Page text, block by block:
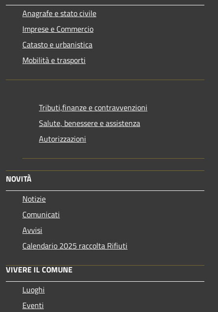
Anagrafe e stato civile
Imprese e Commercio
Catasto e urbanistica
Mobilità e trasporti
Tributi,finanze e contravvenzioni
Salute, benessere e assistenza
Autorizzazioni
NOVITÀ
Notizie
Comunicati
Avvisi
Calendario 2025 raccolta Rifiuti
VIVERE IL COMUNE
Luoghi
Eventi